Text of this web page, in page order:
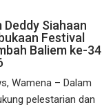
Siahaan
Festival
Baliem ke-34
Wamena – Dalam
pelestarian dan